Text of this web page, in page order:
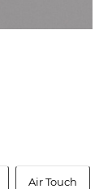
Air Touch